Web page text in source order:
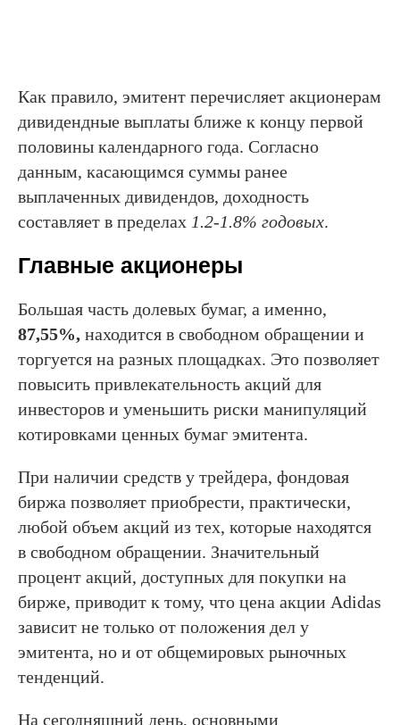
Как правило, эмитент перечисляет акционерам
дивидендные выплаты ближе к концу первой
половины календарного года. Согласно
данным, касающимся суммы ранее
выплаченных дивидендов, доходность
составляет в пределах 1.2-1.8% годовых.
Главные акционеры
Большая часть долевых бумаг, а именно,
87,55%, находится в свободном обращении и
торгуется на разных площадках. Это позволяет
повысить привлекательность акций для
инвесторов и уменьшить риски манипуляций
котировками ценных бумаг эмитента.
При наличии средств у трейдера, фондовая
биржа позволяет приобрести, практически,
любой объем акций из тех, которые находятся
в свободном обращении. Значительный
процент акций, доступных для покупки на
бирже, приводит к тому, что цена акции Adidas
зависит не только от положения дел у
эмитента, но и от общемировых рыночных
тенденций.
На сегодняшний день, основными